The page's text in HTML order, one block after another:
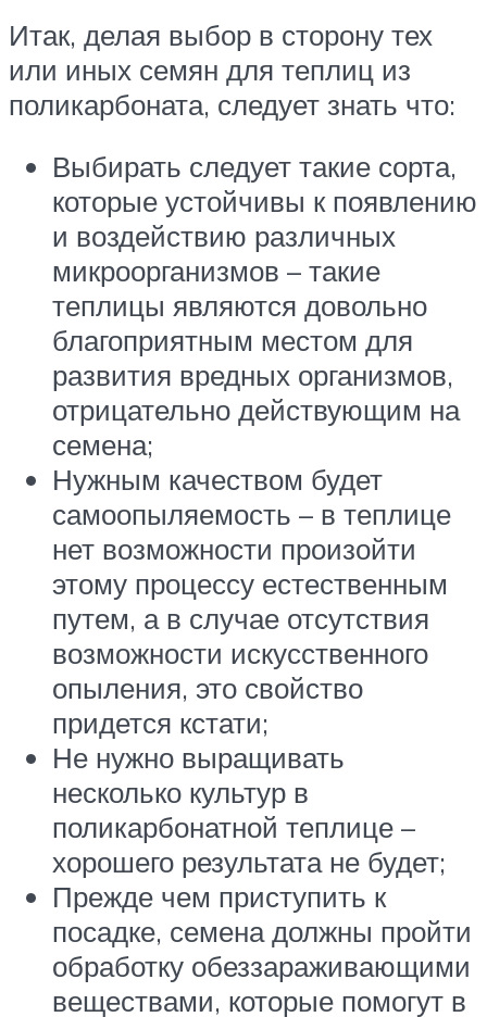
Итак, делая выбор в сторону тех
или иных семян для теплиц из
поликарбоната, следует знать что:
Выбирать следует такие сорта,
которые устойчивы к появлению
и воздействию различных
микроорганизмов – такие
теплицы являются довольно
благоприятным местом для
развития вредных организмов,
отрицательно действующим на
семена;
Нужным качеством будет
самоопыляемость – в теплице
нет возможности произойти
этому процессу естественным
путем, а в случае отсутствия
возможности искусственного
опыления, это свойство
придется кстати;
Не нужно выращивать
несколько культур в
поликарбонатной теплице –
хорошего результата не будет;
Прежде чем приступить к
посадке, семена должны пройти
обработку обеззараживающими
веществами, которые помогут в